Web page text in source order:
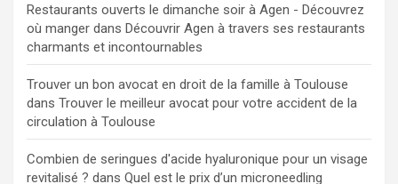
Restaurants ouverts le dimanche soir à Agen - Découvrez
où manger dans Découvrir Agen à travers ses restaurants
charmants et incontournables
Trouver un bon avocat en droit de la famille à Toulouse
dans Trouver le meilleur avocat pour votre accident de la
circulation à Toulouse
Combien de seringues d'acide hyaluronique pour un visage
revitalisé ? dans Quel est le prix d’un microneedling